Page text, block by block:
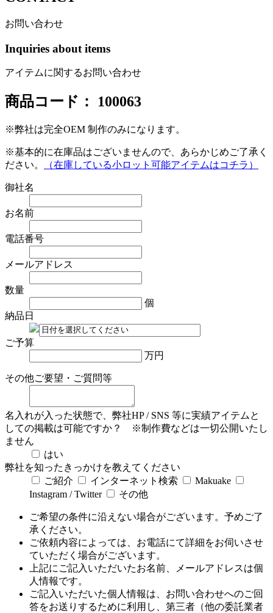
お問い合わせ
Inquiries about items
アイテムに関するお問い合わせ
商品コード： 100063
※弊社は完全OEM 制作のみになります。
※基本的に在庫品はございませんので、あらかじめご了承く
ださい。
（在庫している小ロット可能アイテムはコチラ）
御社名
お名前
電話番号
メールアドレス
数量
個
納品日
ご予算
万円
その他ご要望・ご質問等
名入れが入った状態で、弊社HP / SNS 等に実績アイテムと
しての掲載は可能ですか？
※制作費などは一切公開いたし
ません
はい
弊社を知ったきっかけを教えてください
ご紹介
インターネット検索
Makuake
Instagram / Twitter
その他
ご希望の条件に沿えない場合がございます。予めご了
承ください。
ご依頼内容によっては、お電話にて詳細をお伺いさせ
ていただく場合がございます。
上記にご記入いただいたお名前、メールアドレスは個
人情報です。
ご記入いただいた個人情報は、お問い合わせへのご回
答をお送りするために利用し、第三者（他の委託業者